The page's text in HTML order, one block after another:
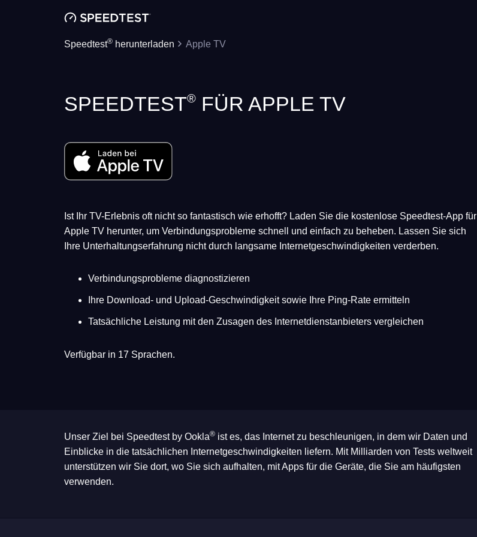
Speedtest® herunterladen Apple TV
SPEEDTEST® FÜR APPLE TV
Ist Ihr TV-Erlebnis oft nicht so fantastisch wie erhofft? Laden Sie die kostenlose Speedtest-App für
Apple TV herunter, um Verbindungsprobleme schnell und einfach zu beheben. Lassen Sie sich
Ihre Unterhaltungserfahrung nicht durch langsame Internetgeschwindigkeiten verderben.
Verbindungsprobleme diagnostizieren
Ihre Download- und Upload-Geschwindigkeit sowie Ihre Ping-Rate ermitteln
Tatsächliche Leistung mit den Zusagen des Internetdienstanbieters vergleichen
Verfügbar in 17 Sprachen.
Unser Ziel bei Speedtest by Ookla® ist es, das Internet zu beschleunigen, in dem wir Daten und
Einblicke in die tatsächlichen Internetgeschwindigkeiten liefern. Mit Milliarden von Tests weltweit
unterstützen wir Sie dort, wo Sie sich aufhalten, mit Apps für die Geräte, die Sie am häufigsten
verwenden.